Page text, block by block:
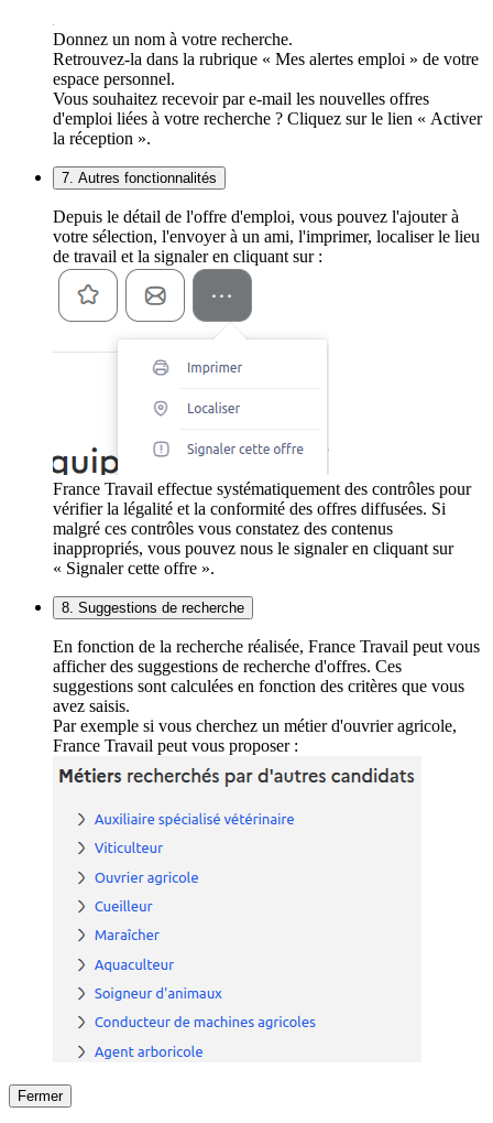
Donnez un nom à votre recherche.
Retrouvez-la dans la rubrique « Mes alertes emploi » de votre
espace personnel.
Vous souhaitez recevoir par e-mail les nouvelles offres
d'emploi liées à votre recherche ? Cliquez sur le lien « Activer
la réception ».
7. Autres fonctionnalités
Depuis le détail de l'offre d'emploi, vous pouvez l'ajouter à
votre sélection, l'envoyer à un ami, l'imprimer, localiser le lieu
de travail et la signaler en cliquant sur :
France Travail effectue systématiquement des contrôles pour
vérifier la légalité et la conformité des offres diffusées. Si
malgré ces contrôles vous constatez des contenus
inappropriés, vous pouvez nous le signaler en cliquant sur
« Signaler cette offre ».
8. Suggestions de recherche
En fonction de la recherche réalisée, France Travail peut vous
afficher des suggestions de recherche d'offres. Ces
suggestions sont calculées en fonction des critères que vous
avez saisis.
Par exemple si vous cherchez un métier d'ouvrier agricole,
France Travail peut vous proposer :
Fermer